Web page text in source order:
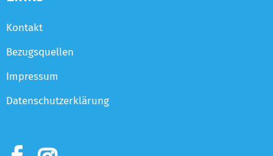
Kontakt
Bezugsquellen
Impressum
Datenschutzerklärung